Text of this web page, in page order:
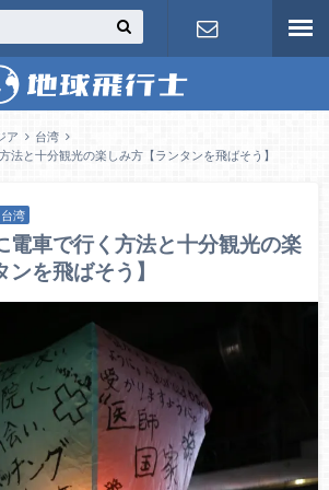
お問い合わ
ア
台湾
法と十分観光の楽しみ方【ランタンを飛ばそう】
台湾
電車で行く方法と十分観光の楽
を飛ばそう】